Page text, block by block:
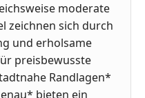
moderate
zeichnen sich durch
und erholsame
preisbewusste
Randlagen*
bieten ein